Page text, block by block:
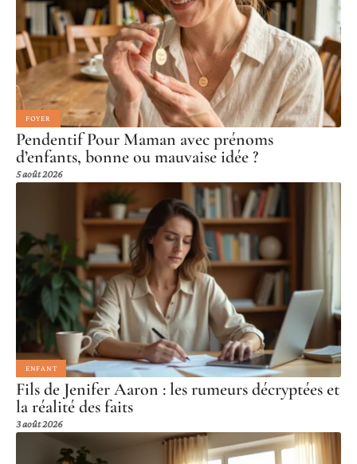
FOYER
Pendentif Pour Maman avec prénoms
d’enfants, bonne ou mauvaise idée ?
5 août 2026
ENFANT
Fils de Jenifer Aaron : les rumeurs décryptées et
la réalité des faits
3 août 2026